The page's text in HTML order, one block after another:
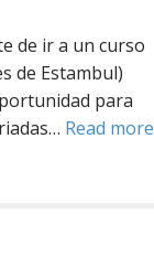
de ir a un curso
de Estambul)
para
Read more